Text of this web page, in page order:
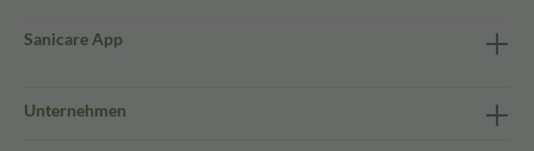
Sanicare App
Unternehmen